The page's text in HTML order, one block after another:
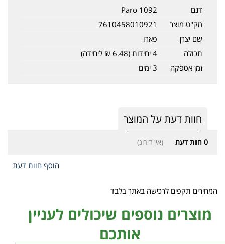
דגם
Paro 1092
מק"ט מוצר
7610458010921
שם יצרן
פארו
תכולה
4 יחידות (6.48 ₪ ליחידה)
זמן אספקה
3 ימים
חוות דעת על המוצר
0 חוות דעת (אין דירוג)
הוסף חוות דעת
המחירים תקפים לרכישה באתר בלבד
מוצרים נוספים שיכולים לעניין
אותכם